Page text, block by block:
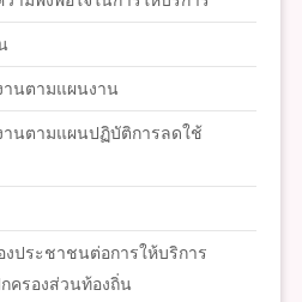
านตามแผนงาน
านตามแผนปฏิบัติการลดใช้
ประชาชนต่อการให้บริการ
ครองส่วนท้องถิ่น